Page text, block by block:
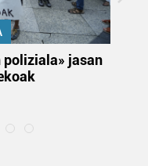
poliziala» jasan